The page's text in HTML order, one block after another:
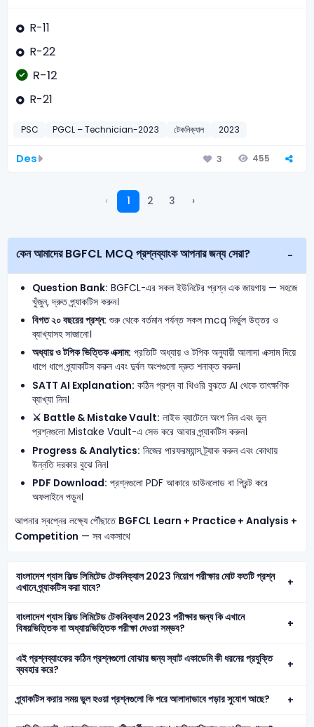
R-11
R-22
R-12
R-21
PSC PGCL – Technician-2023 টেকনিক্যাল 2023
Des 3 455
‹ 1 2 3 ›
কেন আমাদের BGFCL MCQ প্রশ্নব্যাংক আপনার জন্য সেরা?
Question Bank: BGFCL-এর সকল ইউনিটের প্রশ্ন এক জায়গায় — সহজে
খুঁজুন, দ্রুত প্র্যাকটিস করুন।
বিগত ২০ বছরের প্রশ্ন: শুরু থেকে বর্তমান পর্যন্ত সকল mcq নির্ভুল উত্তর ও
ব্যাখ্যাসহ সাজানো।
অধ্যায় ও টপিক ভিত্তিক এক্সাম: প্রতিটি অধ্যায় ও টপিক অনুযায়ী আলাদা এক্সাম দিয়ে
ধাপে ধাপে প্র্যাকটিস করুন এবং দুর্বল অংশগুলো দ্রুত শনাক্ত করুন।
SATT AI Explanation: কঠিন প্রশ্ন বা থিওরি বুঝতে AI থেকে তাৎক্ষণিক
ব্যাখ্যা নিন।
⚔️ Battle & Mistake Vault: লাইভ ব্যাটেলে অংশ নিন এবং ভুল
প্রশ্নগুলো Mistake Vault-এ সেভ করে আবার প্র্যাকটিস করুন।
Progress & Analytics: নিজের পারফরম্যান্স ট্র্যাক করুন এবং কোথায়
উন্নতি দরকার বুঝে নিন।
PDF Download: প্রশ্নগুলো PDF আকারে ডাউনলোড বা প্রিন্ট করে
অফলাইনে পড়ুন।
আপনার স্বপ্নের লক্ষ্যে পৌঁছাতে BGFCL Learn + Practice + Analysis +
Competition — সব একসাথে
বাংলাদেশ গ্যাস ফিল্ড লিমিটেড টেকনিক্যাল 2023 নিয়োগ পরীক্ষার মোট কতটি প্রশ্ন
এখানে প্র্যাকটিস করা যাবে?
বাংলাদেশ গ্যাস ফিল্ড লিমিটেড টেকনিক্যাল 2023 পরীক্ষার জন্য কি এখানে
বিষয়ভিত্তিক বা অধ্যায়ভিত্তিক পরীক্ষা দেওয়া সম্ভব?
এই প্রশ্নব্যাংকের কঠিন প্রশ্নগুলো বোঝার জন্য স্যাট একাডেমি কী ধরনের প্রযুক্তি
ব্যবহার করে?
প্র্যাকটিস করার সময় ভুল হওয়া প্রশ্নগুলো কি পরে আলাদাভাবে পড়ার সুযোগ আছে?